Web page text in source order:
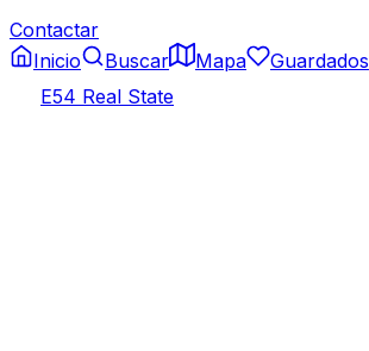
Contactar
Inicio
Buscar Mapa Guardados
E54 Real State